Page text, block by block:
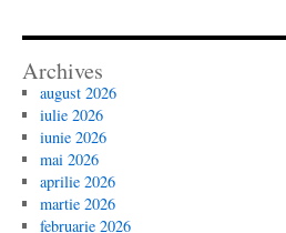
Archives
august 2026
iulie 2026
iunie 2026
mai 2026
aprilie 2026
martie 2026
februarie 2026